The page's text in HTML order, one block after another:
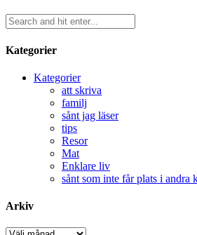
Kategorier
Kategorier
att skriva
familj
sånt jag läser
tips
Resor
Mat
Enklare liv
sånt som inte får plats i andra
Arkiv